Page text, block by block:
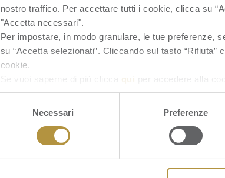
nostro traffico. Per accettare tutti i cookie, clicca su
"Accetta necessari".
Per impostare, in modo granulare, le tue preferenze,
su “Accetta selezionati”. Cliccando sul tasto
cookie.
Se vuoi saperne di più clicca
qui per accedere alla
Necessari Preferenze